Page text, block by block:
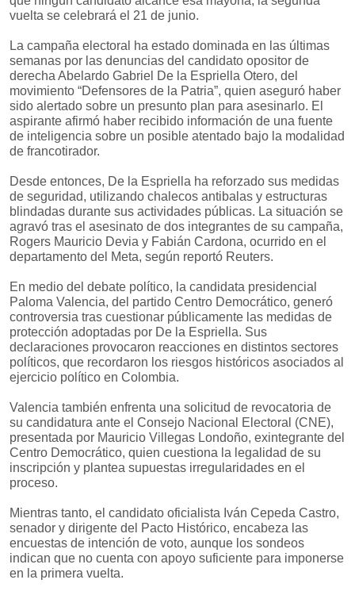
vuelta se celebrará el 21 de junio.
La campaña electoral ha estado dominada en las últimas
semanas por las denuncias del candidato opositor de
derecha Abelardo Gabriel De la Espriella Otero, del
movimiento “Defensores de la Patria”, quien aseguró haber
sido alertado sobre un presunto plan para asesinarlo. El
aspirante afirmó haber recibido información de una fuente
de inteligencia sobre un posible atentado bajo la modalidad
de francotirador.
Desde entonces, De la Espriella ha reforzado sus medidas
de seguridad, utilizando chalecos antibalas y estructuras
blindadas durante sus actividades públicas. La situación se
agravó tras el asesinato de dos integrantes de su campaña,
Rogers Mauricio Devia y Fabián Cardona, ocurrido en el
departamento del Meta, según reportó Reuters.
En medio del debate político, la candidata presidencial
Paloma Valencia, del partido Centro Democrático, generó
controversia tras cuestionar públicamente las medidas de
protección adoptadas por De la Espriella. Sus
declaraciones provocaron reacciones en distintos sectores
políticos, que recordaron los riesgos históricos asociados al
ejercicio político en Colombia.
Valencia también enfrenta una solicitud de revocatoria de
su candidatura ante el Consejo Nacional Electoral (CNE),
presentada por Mauricio Villegas Londoño, exintegrante del
Centro Democrático, quien cuestiona la legalidad de su
inscripción y plantea supuestas irregularidades en el
proceso.
Mientras tanto, el candidato oficialista Iván Cepeda Castro,
senador y dirigente del Pacto Histórico, encabeza las
encuestas de intención de voto, aunque los sondeos
indican que no cuenta con apoyo suficiente para imponerse
en la primera vuelta.